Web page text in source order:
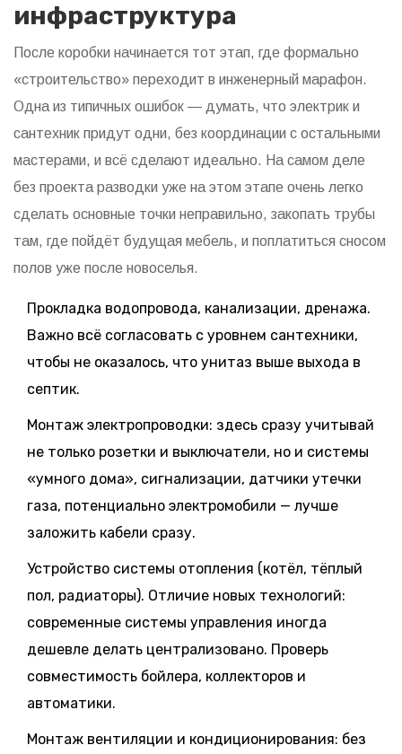
инфраструктура
После коробки начинается тот этап, где формально
«строительство» переходит в инженерный марафон.
Одна из типичных ошибок — думать, что электрик и
сантехник придут одни, без координации с остальными
мастерами, и всё сделают идеально. На самом деле
без проекта разводки уже на этом этапе очень легко
сделать основные точки неправильно, закопать трубы
там, где пойдёт будущая мебель, и поплатиться сносом
полов уже после новоселья.
Прокладка водопровода, канализации, дренажа.
Важно всё согласовать с уровнем сантехники,
чтобы не оказалось, что унитаз выше выхода в
септик.
Монтаж электропроводки: здесь сразу учитывай
не только розетки и выключатели, но и системы
«умного дома», сигнализации, датчики утечки
газа, потенциально электромобили — лучше
заложить кабели сразу.
Устройство системы отопления (котёл, тёплый
пол, радиаторы). Отличие новых технологий:
современные системы управления иногда
дешевле делать централизовано. Проверь
совместимость бойлера, коллекторов и
автоматики.
Монтаж вентиляции и кондиционирования: без